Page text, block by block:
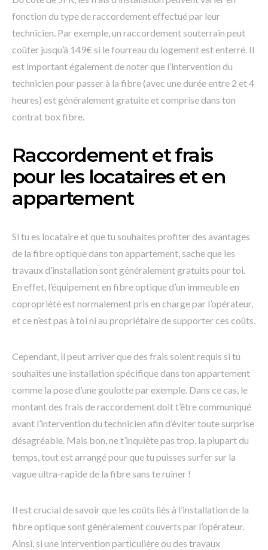
fonction du type de raccordement effectué par leur
technicien. Par exemple, un raccordement souterrain peut
coûter jusqu’à 149€ si le fourreau du logement est enterré. Il
est important également de noter que l’intervention du
technicien pour passer à la fibre (avec une durée entre 2 et 4
heures) est généralement gratuite et comprise dans ton
contrat box fibre.
Raccordement et frais
pour les locataires et en
appartement
Si tu es locataire et que tu souhaites profiter des avantages
de la fibre optique dans ton appartement, sache que les
travaux d’installation sont généralement gratuits pour toi.
En effet, l’équipement en fibre optique d’un immeuble en
copropriété est normalement pris en charge par l’opérateur,
et ce n’est pas à toi ni au propriétaire de supporter ces coûts.
Cependant, il peut arriver que des frais soient requis si tu
souhaites une installation spécifique dans ton appartement
comme la pose d’une goulotte par exemple. Dans ce cas, le
montant des frais de raccordement doit t’être communiqué
avant l’intervention du technicien afin d’éviter toute surprise
désagréable. Mais bon, ne t’inquiète pas trop, la plupart du
temps, tout est arrangé pour que tu puisses surfer sur la
vague ultra-rapide de la fibre sans te ruiner !
Il est crucial de savoir que les coûts liés à l’installation de la
fibre optique sont généralement couverts par l’opérateur.
Ainsi, si une intervention particulière ou des travaux